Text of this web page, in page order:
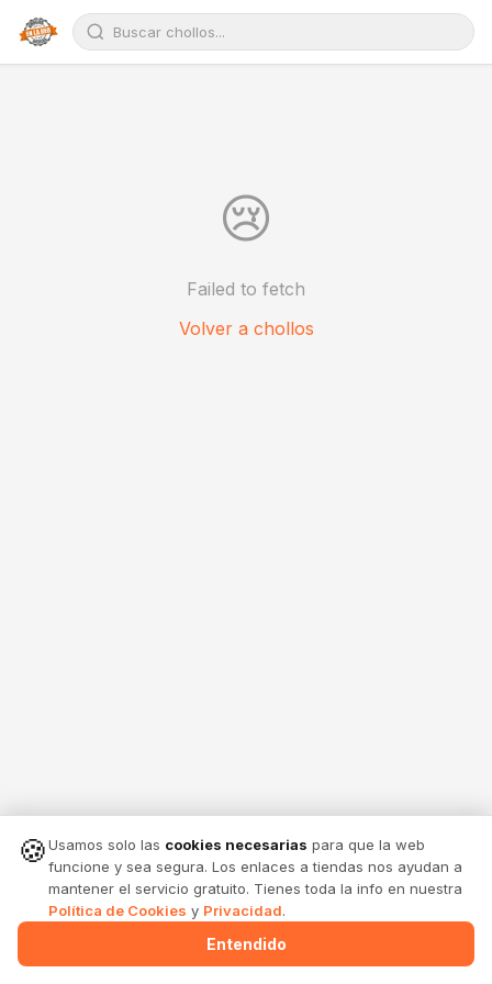
😢
Failed to fetch
Volver a chollos
Menu Alertas Comparte Entrar
🍪Usamos solo las cookies necesarias para que la web
funcione y sea segura. Los enlaces a tiendas nos ayudan a
mantener el servicio gratuito. Tienes toda la info en nuestra
Política de Cookies y Privacidad.
Entendido